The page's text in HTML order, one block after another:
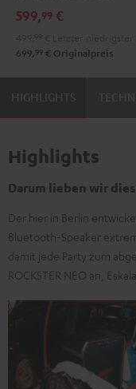
599,99 €
699, 99 € Originalpreis
HIGHLIGHTS
Highlights
Darum lieben wir
Der hier in Berlin
Bluetooth-Speaker
damit jede Party zum
ROCKSTER NEO an,